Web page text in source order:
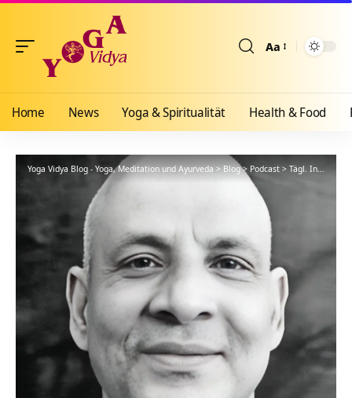
Aa
Home News Yoga & Spiritualität Health & Food
Yoga Vidya Blog - Yoga, Meditation und Ayurveda>Blog> Podcast > Tägl. Inspiration